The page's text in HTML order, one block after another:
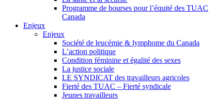
Programme de bourses pour l’équité des TUAC
Canada
Enjeux
Enjeux
Société de leucémie & lymphome du Canada
L’action politique
Condition féminine et égalité des sexes
La justice sociale
LE SYNDICAT des travailleurs agricoles
Fierté des TUAC – Fierté syndicale
Jeunes travailleurs